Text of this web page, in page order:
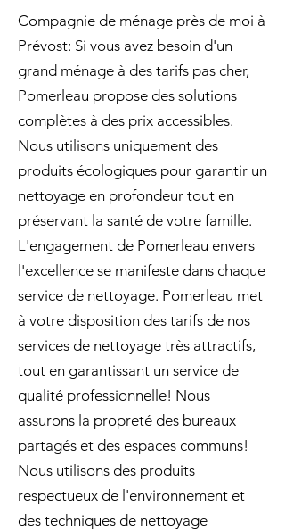
Compagnie de ménage près de moi à
Prévost: Si vous avez besoin d'un
grand ménage à des tarifs pas cher,
Pomerleau propose des solutions
complètes à des prix accessibles.
Nous utilisons uniquement des
produits écologiques pour garantir un
nettoyage en profondeur tout en
préservant la santé de votre famille.
L'engagement de Pomerleau envers
l'excellence se manifeste dans chaque
service de nettoyage. Pomerleau met
à votre disposition des tarifs de nos
services de nettoyage très attractifs,
tout en garantissant un service de
qualité professionnelle! Nous
assurons la propreté des bureaux
partagés et des espaces communs!
Nous utilisons des produits
respectueux de l'environnement et
des techniques de nettoyage